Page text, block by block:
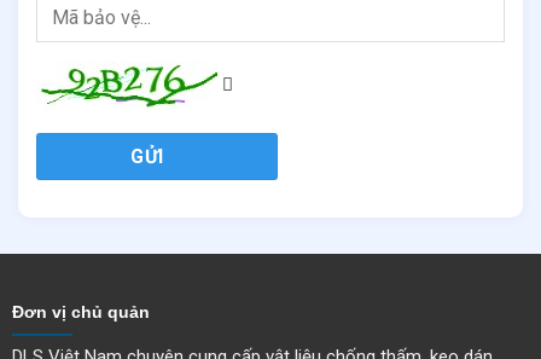
Quá trình thi công, màng chống thấm có thể thi công trên các bề
mặt ẩm, nhưng không được để bề mặt thi công bị đọng nước.
Cho phần A (dạng lỏng) vào trong thùng chứa sạch. Từ từ cho phần
trình trộn ngừng trong 5 phút và trộn đều lại trước khi sử dụng. Sử
Thi công
GỬI
Đơn vị chủ quản